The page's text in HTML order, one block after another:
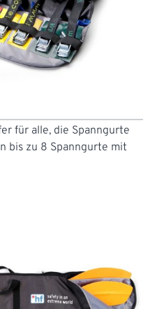
für alle, die Spanngurte
bis zu 8 Spanngurte mit